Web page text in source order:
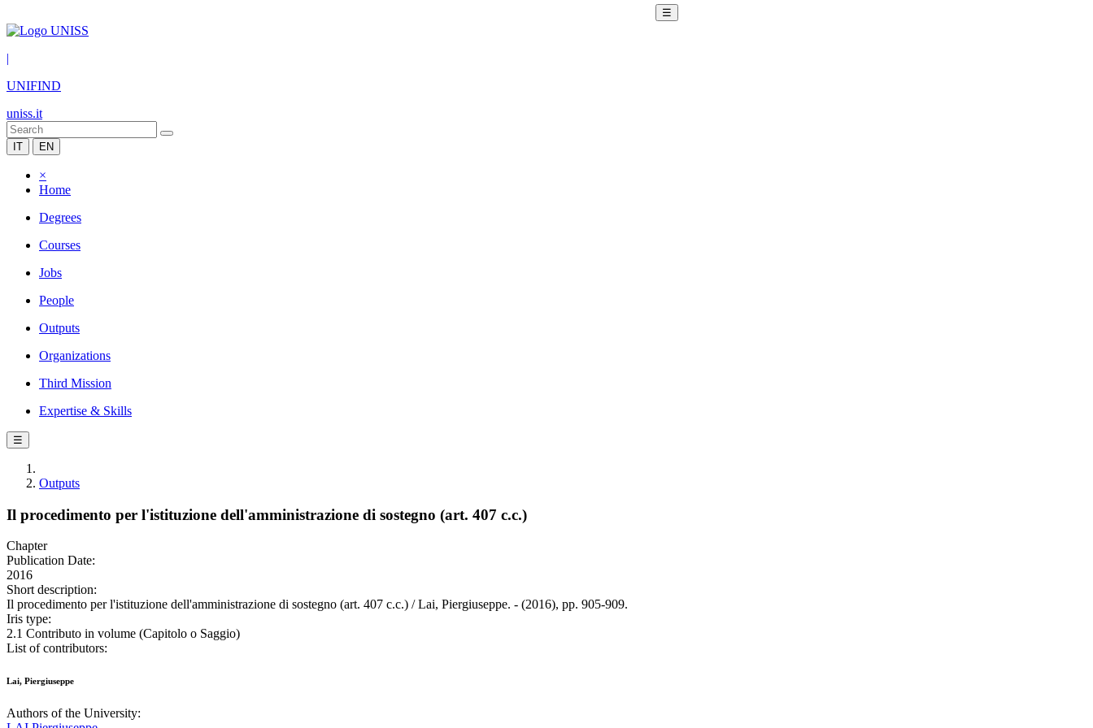
☰
|
UNIFIND
uniss.it
IT EN
×
Home
Degrees
Courses
Jobs
People
Outputs
Organizations
Third Mission
Expertise & Skills
☰
Outputs
Il procedimento per l'istituzione dell'amministrazione di sostegno (art. 407 c.c.)
Chapter
Publication Date:
2016
Short description:
Il procedimento per l'istituzione dell'amministrazione di sostegno (art. 407 c.c.) / Lai, Piergiuseppe. - (2016), pp. 905-909.
Iris type:
2.1 Contributo in volume (Capitolo o Saggio)
List of contributors:
Lai, Piergiuseppe
Authors of the University: